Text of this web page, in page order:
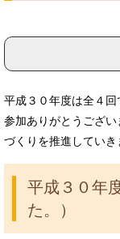
平成３０年度は全４
参加ありがとうござ
づくりを推進していき
平成３０年
た。）